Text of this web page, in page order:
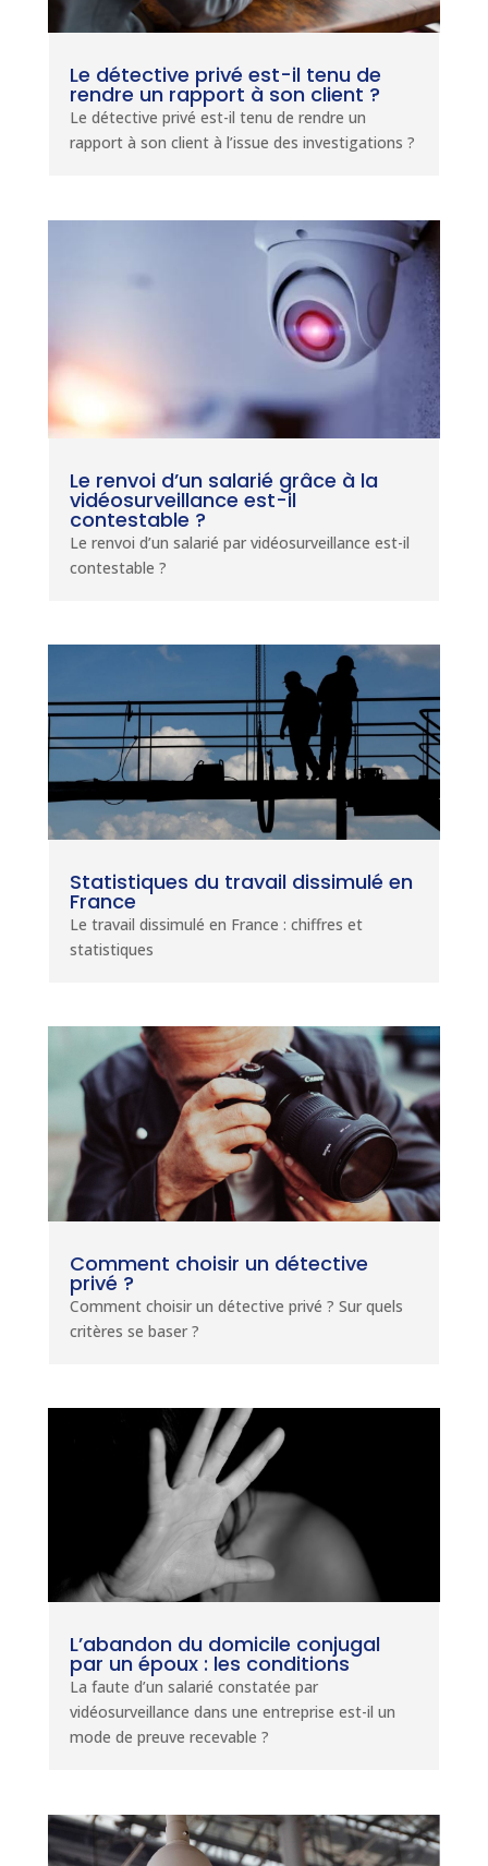
Le détective privé est-il tenu de
rendre un rapport à son client ?
Le détective privé est-il tenu de rendre un
rapport à son client à l’issue des investigations ?
Le renvoi d’un salarié grâce à la
vidéosurveillance est-il
contestable ?
Le renvoi d’un salarié par vidéosurveillance est-il
contestable ?
Statistiques du travail dissimulé en
France
Le travail dissimulé en France : chiffres et
statistiques
Comment choisir un détective
privé ?
Comment choisir un détective privé ? Sur quels
critères se baser ?
L’abandon du domicile conjugal
par un époux : les conditions
La faute d’un salarié constatée par
vidéosurveillance dans une entreprise est-il un
mode de preuve recevable ?